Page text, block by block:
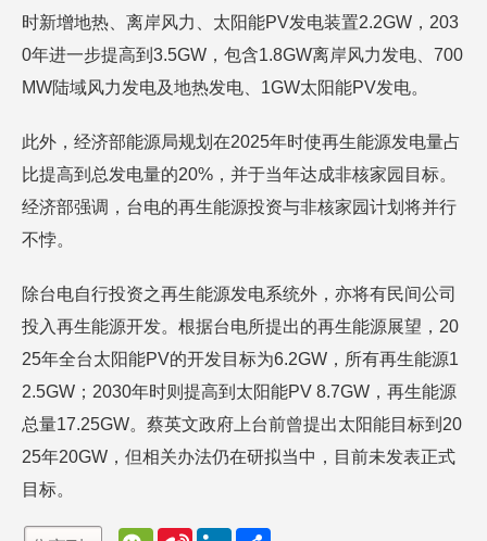
时新增地热、离岸风力、太阳能PV发电装置2.2GW，203
0年进一步提高到3.5GW，包含1.8GW离岸风力发电、700
MW陆域风力发电及地热发电、1GW太阳能PV发电。
此外，经济部能源局规划在2025年时使再生能源发电量占
比提高到总发电量的20%，并于当年达成非核家园目标。
经济部强调，台电的再生能源投资与非核家园计划将并行
不悖。
除台电自行投资之再生能源发电系统外，亦将有民间公司
投入再生能源开发。根据台电所提出的再生能源展望，20
25年全台太阳能PV的开发目标为6.2GW，所有再生能源1
2.5GW；2030年时则提高到太阳能PV 8.7GW，再生能源
总量17.25GW。蔡英文政府上台前曾提出太阳能目标到20
25年20GW，但相关办法仍在研拟当中，目前未发表正式
目标。
W S L